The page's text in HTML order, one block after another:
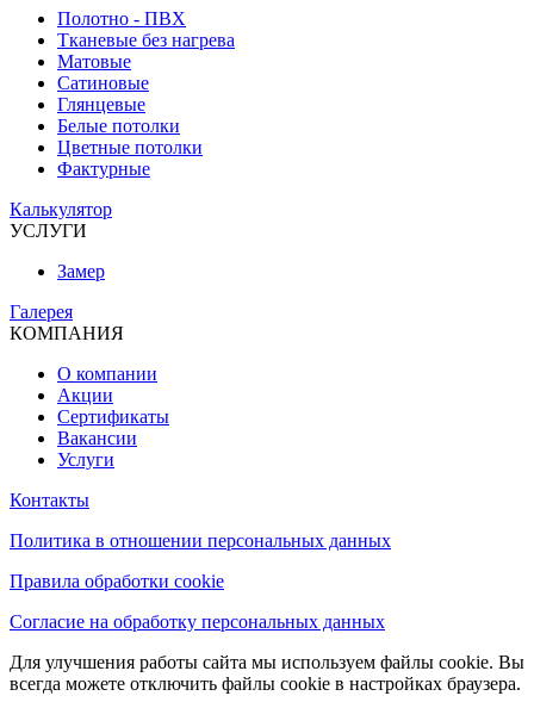
Полотно - ПВХ
Тканевые без нагрева
Матовые
Сатиновые
Глянцевые
Белые потолки
Цветные потолки
Фактурные
Калькулятор
УСЛУГИ
Замер
Галерея
КОМПАНИЯ
О компании
Акции
Сертификаты
Вакансии
Услуги
Контакты
Политика в отношении персональных данных
Правила обработки cookie
Согласие на обработку персональных данных
Для улучшения работы сайта мы используем файлы cookie. Вы
всегда можете отключить файлы cookie в настройках браузера.